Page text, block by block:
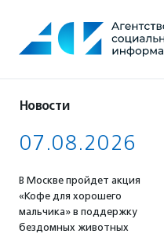
содержанию
Новости
07.08.2026
В Москве пройдет акция
«Кофе для хорошего
мальчика» в поддержку
бездомных животных